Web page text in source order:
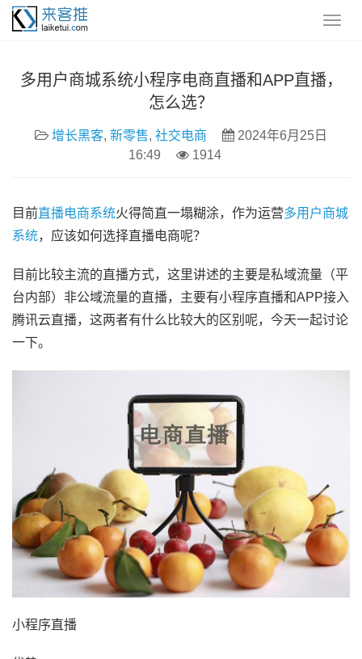
多用户商城系统小程序电商直播和APP直播，
怎么选？
增长黑客, 新零售, 社交电商
2024年6月25日
16:49
1914
目前直播电商系统火得简直一塌糊涂，作为运营多用户商城
系统，应该如何选择直播电商呢？
目前比较主流的直播方式，这里讲述的主要是私域流量（平
台内部）非公域流量的直播，主要有小程序直播和APP接入
腾讯云直播，这两者有什么比较大的区别呢，今天一起讨论
一下。
小程序直播